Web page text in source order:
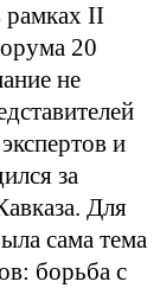
II
20
не
и
за
Для
сама тема
борьба с